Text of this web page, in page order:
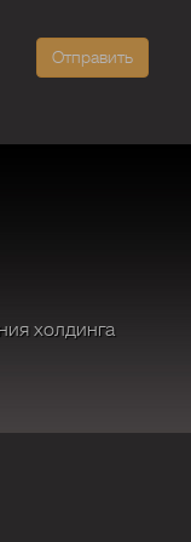
Отправить
холдинга